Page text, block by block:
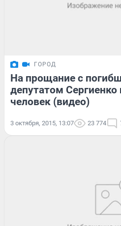
ГОРОД
На прощание с
депутатом
человек (видео)
3 октября, 2015, 13:07 23 774